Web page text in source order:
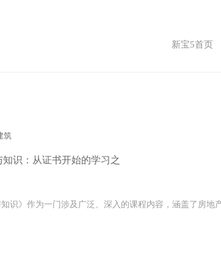
新宝5首页
筑
识：从证书开始的学习之
识》作为一门涉及广泛、深入的课程内容，涵盖了房地